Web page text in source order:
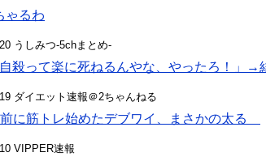
ゃるわ
うしみつ-5chまとめ-
殺って楽に死ねるんやな、やったろ！」→
ダイエット速報＠2ちゃんねる
前に筋トレ始めたデブワイ、まさかの太る
VIPPER速報